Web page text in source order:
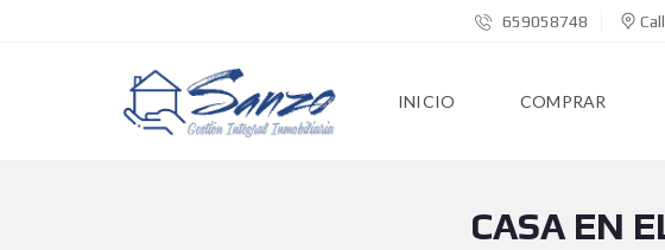
659058748
INICIO COMPRAR
CASA EN